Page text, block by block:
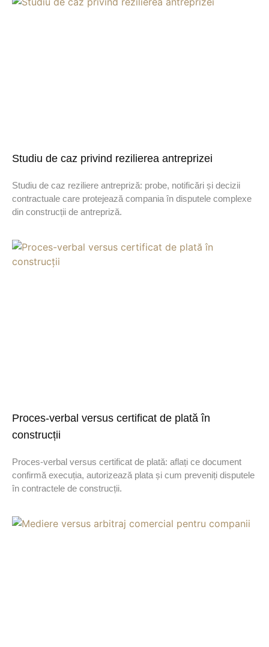
Studiu de caz privind rezilierea antreprizei
Studiu de caz reziliere antrepriză: probe, notificări și decizii
contractuale care protejează compania în disputele complexe
din construcții de antrepriză.
Proces-verbal versus certificat de plată în
construcții
Proces-verbal versus certificat de plată: aflați ce document
confirmă execuția, autorizează plata și cum preveniți disputele
în contractele de construcții.